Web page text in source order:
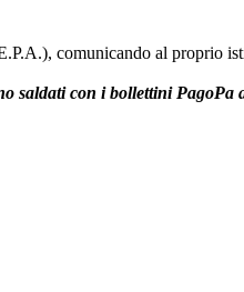
comunicando al proprio
saldati con i bollettini